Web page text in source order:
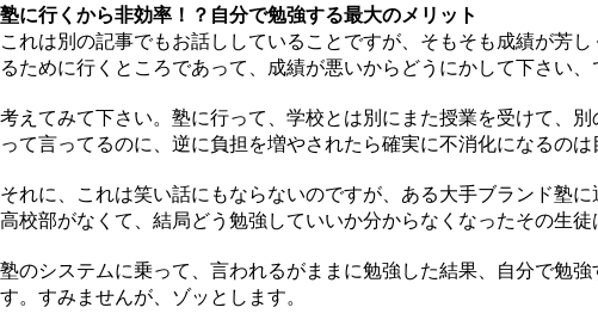
塾に行くから非効率！？自分で勉強する最大のメリット
これは別の記事でもお話ししていることですが、そもそも成績が芳
るために行くところであって、成績が悪いからどうにかして下さい、
考えてみて下さい。塾に行って、学校とは別にまた授業を受けて、
って言ってるのに、逆に負担を増やされたら確実に不消化になるの
それに、これは笑い話にもならないのですが、ある大手ブランド塾
高校部がなくて、結局どう勉強していいか分からなくなったその生
塾のシステムに乗って、言われるがままに勉強した結果、自分で勉
す。すみませんが、ゾッとします。